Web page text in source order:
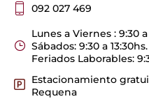
092 027 469
Lunes a Viernes : 9:30 a
Sábados: 9:30 a 13:30hs.
Feriados Laborables:
Estacionamiento
Requena